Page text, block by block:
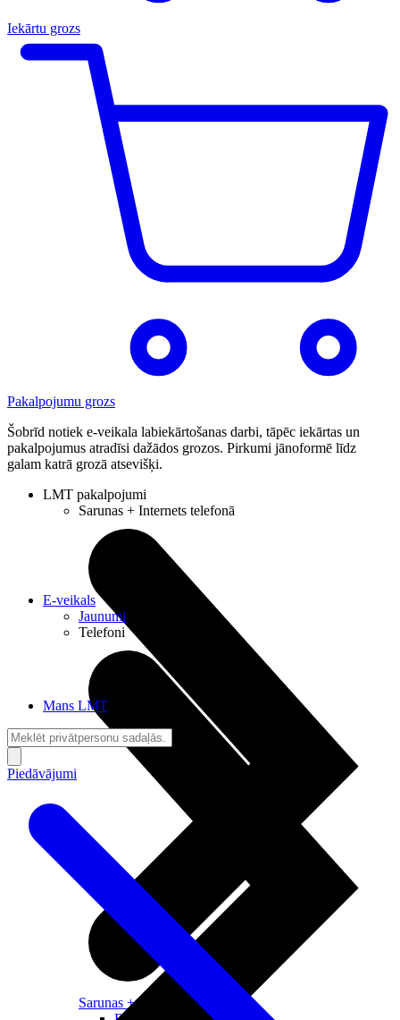
Iekārtu grozs
Pakalpojumu grozs
Šobrīd notiek e-veikala labiekārtošanas darbi, tāpēc iekārtas un
pakalpojumus atradīsi dažādos grozos. Pirkumi jānoformē līdz
galam katrā grozā atsevišķi.
LMT pakalpojumi
Sarunas + Internets telefonā
Sarunas + Internets
E-veikals
Jaunumi
Telefoni
Mans LMT
Piedāvājumi